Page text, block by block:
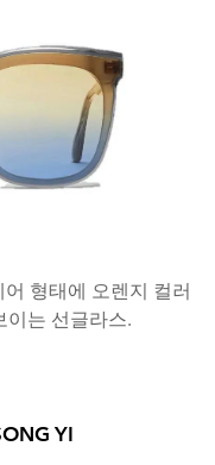
형태에 오렌지 컬러
이는 선글라스.
YI